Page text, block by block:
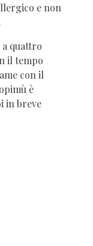
e non
quattro
il tempo
con il
è
in breve